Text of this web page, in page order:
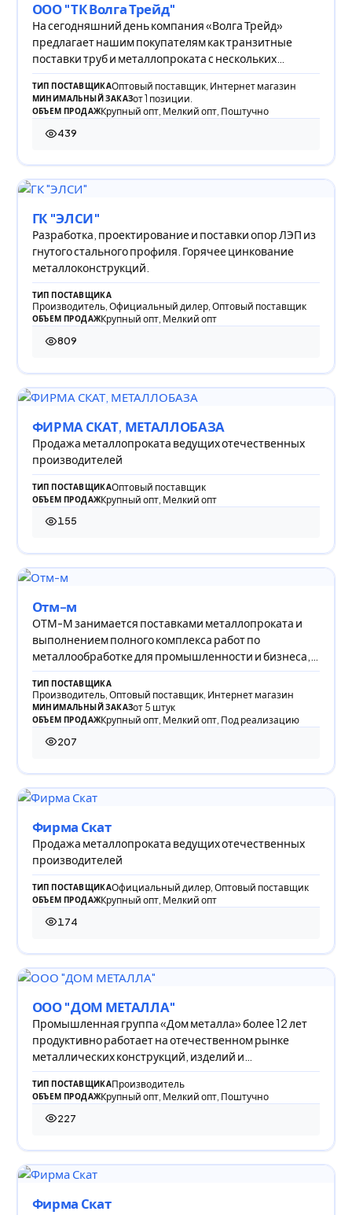
ООО "ТК Волга Трейд"
На сегодняшний день компания «Волга Трейд»
предлагает нашим покупателям как транзитные
поставки труб и металлопроката с нескольких
заводов-п
ТИП ПОСТАВЩИКАОптовый поставщик, Интернет магазин
МИНИМАЛЬНЫЙ ЗАКАЗот 1 позиции.
ОБЪЕМ ПРОДАЖКрупный опт, Мелкий опт, Поштучно
439
439 просмотров
ГК "ЭЛСИ"
Разработка, проектирование и поставки опор ЛЭП из
гнутого стального профиля. Горячее цинкование
металлоконструкций.
ТИП ПОСТАВЩИКА
Производитель, Официальный дилер, Оптовый поставщик
ОБЪЕМ ПРОДАЖКрупный опт, Мелкий опт
809
809 просмотров
ФИРМА СКАТ, МЕТАЛЛОБАЗА
Продажа металлопроката ведущих отечественных
производителей
ТИП ПОСТАВЩИКАОптовый поставщик
ОБЪЕМ ПРОДАЖКрупный опт, Мелкий опт
155
155 просмотров
Отм-м
ОТМ-М занимается поставками металлопроката и
выполнением полного комплекса работ по
металлообработке для промышленности и бизнеса,
предлагая
ТИП ПОСТАВЩИКА
Производитель, Оптовый поставщик, Интернет магазин
МИНИМАЛЬНЫЙ ЗАКАЗот 5 штук
ОБЪЕМ ПРОДАЖКрупный опт, Мелкий опт, Под реализацию
207
207 просмотров
Фирма Скат
Продажа металлопроката ведущих отечественных
производителей
ТИП ПОСТАВЩИКАОфициальный дилер, Оптовый поставщик
ОБЪЕМ ПРОДАЖКрупный опт, Мелкий опт
174
174 просмотра
ООО "ДОМ МЕТАЛЛА"
Промышленная группа «Дом металла» более 12 лет
продуктивно работает на отечественном рынке
металлических конструкций, изделий и
строительных
ТИП ПОСТАВЩИКАПроизводитель
ОБЪЕМ ПРОДАЖКрупный опт, Мелкий опт, Поштучно
227
227 просмотров
Фирма Скат